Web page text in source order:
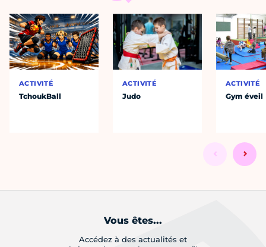
ACTIVITÉ
TchoukBall
ACTIVITÉ
Judo
ACTIVITÉ
Gym éveil
Vous êtes...
Accédez à des actualités et